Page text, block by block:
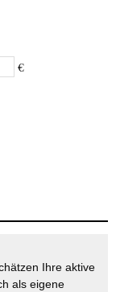
€
Ihre aktive
als eigene